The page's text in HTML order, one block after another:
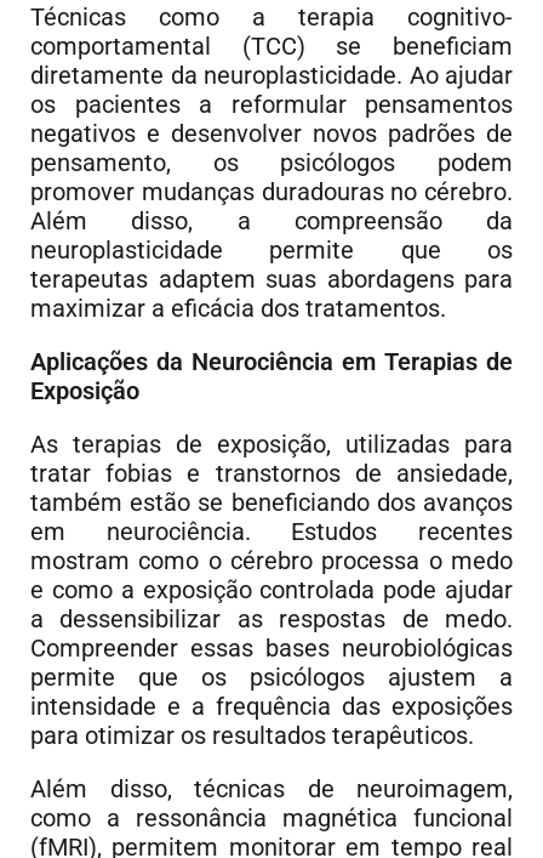
Técnicas como a terapia cognitivo-
comportamental (TCC) se beneficiam
diretamente da neuroplasticidade. Ao ajudar
os pacientes a reformular pensamentos
negativos e desenvolver novos padrões de
pensamento, os psicólogos podem
promover mudanças duradouras no cérebro.
Além disso, a compreensão da
neuroplasticidade permite que os
terapeutas adaptem suas abordagens para
maximizar a eficácia dos tratamentos.
Aplicações da Neurociência em Terapias de
Exposição
As terapias de exposição, utilizadas para
tratar fobias e transtornos de ansiedade,
também estão se beneficiando dos avanços
em neurociência. Estudos recentes
mostram como o cérebro processa o medo
e como a exposição controlada pode ajudar
a dessensibilizar as respostas de medo.
Compreender essas bases neurobiológicas
permite que os psicólogos ajustem a
intensidade e a frequência das exposições
para otimizar os resultados terapêuticos.
Além disso, técnicas de neuroimagem,
como a ressonância magnética funcional
(fMRI), permitem monitorar em tempo real